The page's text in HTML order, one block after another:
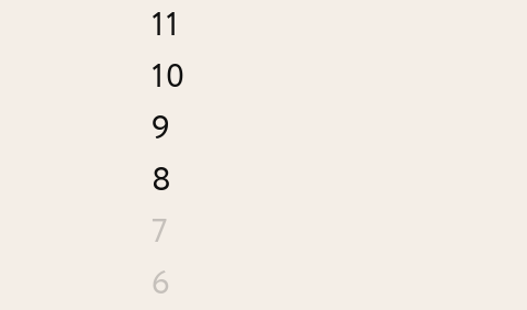
6
7
8
9
10
11